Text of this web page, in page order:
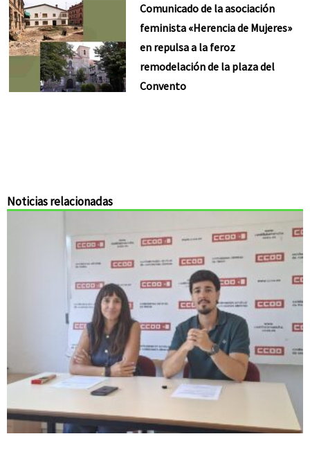
Comunicado de la asociación
feminista «Herencia de Mujeres»
en repulsa a la feroz
remodelación de la plaza del
Convento
Noticias relacionadas